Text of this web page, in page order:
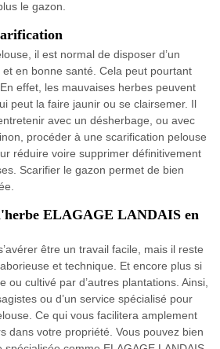
le gazon.
il est normal de disposer d’un
en bonne santé. Cela peut pourtant
effet, les mauvaises herbes peuvent
peut la faire jaunir ou se clairsemer. Il
avec un désherbage, ou avec
procéder à une scarification pelouse
réduire voire supprimer définitivement
Scarifier le gazon permet de bien
ELAGAGE LANDAIS en
être un travail facile, mais il reste
et technique. Et encore plus si
ou cultivé par d’autres plantations. Ainsi,
ou d’un service spécialisé pour
Ce qui vous facilitera amplement
dans votre propriété. Vous pouvez bien